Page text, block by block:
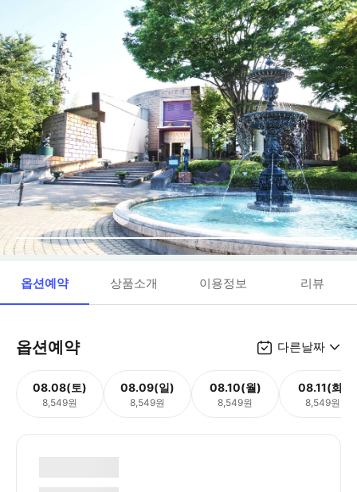
옵션예약 상품소개 이용정보 리뷰
옵션예약 다른날짜
08.08(토)
8,549원
08.09(일)
8,549원
08.10(월)
8,549원
08.11(화)
8,549원